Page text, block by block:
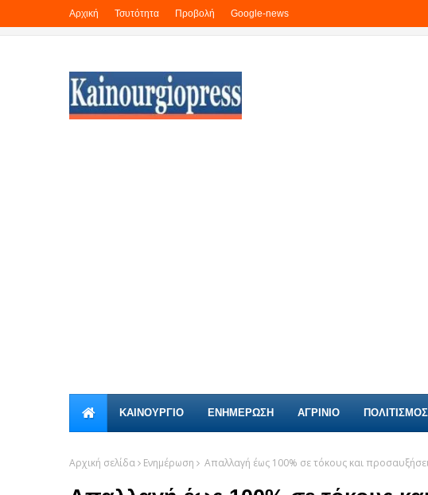
Αρχική Τσυτότητα Προβολή Google-news
ΚΑΙΝΟΎΡΓΙΟ ΕΝΗΜΕΡΩΣΗ ΑΓΡΙΝΙΟ ΠΟΛΙΤΙΣΜΟΣ
Αρχική σελίδα Ενημέρωση Απαλλαγή έως 100% σε τόκους και